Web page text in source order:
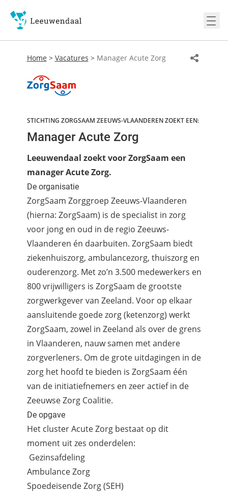
Home > Vacatures > Manager Acute Zorg
STICHTING ZORGSAAM ZEEUWS-VLAANDEREN ZOEKT EEN:
Manager Acute Zorg
Leeuwendaal zoekt voor ZorgSaam een
manager Acute Zorg.
De organisatie
ZorgSaam Zorggroep Zeeuws-Vlaanderen
(hierna: ZorgSaam) is de specialist in zorg
voor jong en oud in de regio Zeeuws-
Vlaanderen én daarbuiten. ZorgSaam biedt
ziekenhuiszorg, ambulancezorg, thuiszorg en
ouderenzorg. Met zo’n 3.500 medewerkers en
800 vrijwilligers is ZorgSaam de grootste
zorgwerkgever van Zeeland. Voor op elkaar
aansluitende goede zorg (ketenzorg) werkt
ZorgSaam, zowel in Zeeland als over de grens
in Vlaanderen, nauw samen met andere
zorgverleners. Om de grote uitdagingen in de
zorg het hoofd te bieden is ZorgSaam één
van de initiatiefnemers en zeer actief in de
Zeeuwse Zorg Coalitie.
De opgave
Het cluster Acute Zorg bestaat op dit
moment uit zes onderdelen:
Gezinsafdeling
Ambulance Zorg
Spoedeisende Zorg (SEH)